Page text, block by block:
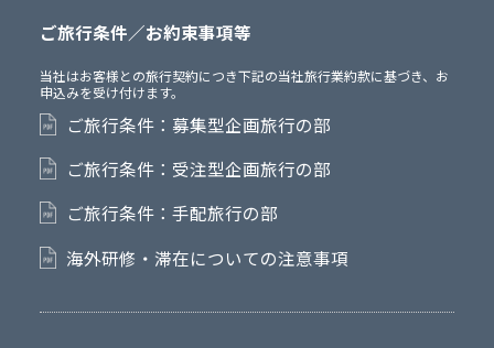
ご旅行条件／お約束事項等
当社はお客様との旅行契約につき下記の当社旅行業約款に基づき、お
申込みを受け付けます。
ご旅行条件：募集型企画旅行の部
ご旅行条件：受注型企画旅行の部
ご旅行条件：手配旅行の部
海外研修・滞在についての注意事項